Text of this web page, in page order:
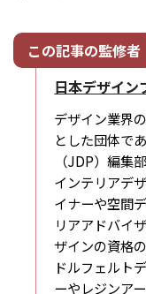
日本デザイン
デザイン業界
とした団体で
（JDP）編集
インテリアデ
イナーや空間
リアアドバイ
ザインの資格
ドルフェルト
ーやレジンア